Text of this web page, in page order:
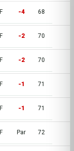
F -4 68
F -2 70
F -2 70
F -1 71
F -1 71
F Par 72